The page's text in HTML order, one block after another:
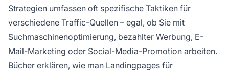
Strategien umfassen oft spezifische Taktiken für
verschiedene Traffic-Quellen – egal, ob Sie mit
Suchmaschinenoptimierung, bezahlter Werbung, E-
Mail-Marketing oder Social-Media-Promotion arbeiten.
Bücher erklären, wie man Landingpages für